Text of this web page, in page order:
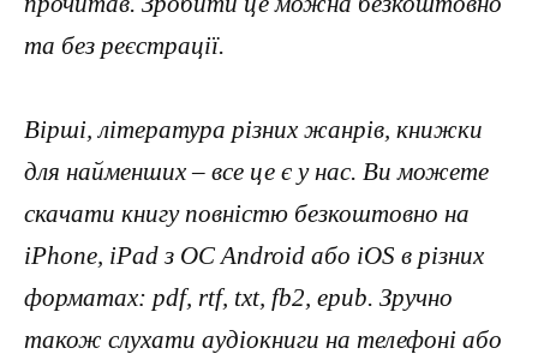
та без реєстрації.
Вірші, література різних жанрів, книжки
для найменших – все це є у нас. Ви можете
скачати книгу повністю безкоштовно на
iPhone, iPad з ОС Android або iOS в різних
форматах: pdf, rtf, txt, fb2, epub. Зручно
також слухати аудіокниги на телефоні або